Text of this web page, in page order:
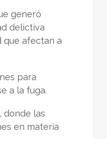
generó
delictiva
que afectan a
para
a la fuga.
donde las
en materia